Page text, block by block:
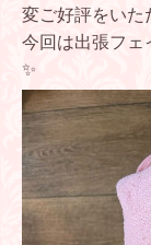
変ご好評をいた
今回は出張フェ
✨